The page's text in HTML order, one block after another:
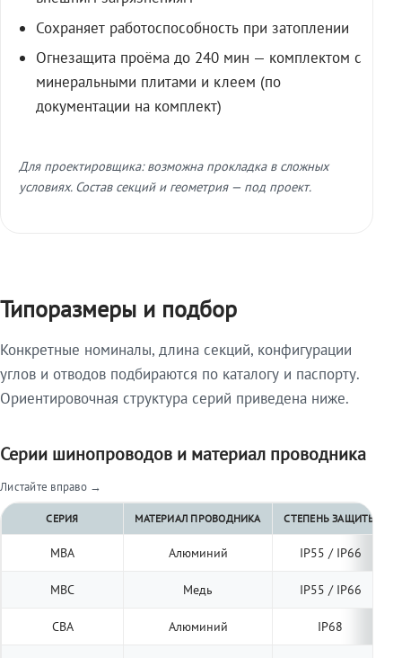
Сохраняет работоспособность при затоплении
Огнезащита проёма до 240 мин — комплектом с
минеральными плитами и клеем (по
документации на комплект)
Для проектировщика: возможна прокладка в сложных
условиях. Состав секций и геометрия — под проект.
Типоразмеры и подбор
Конкретные номиналы, длина секций, конфигурации
углов и отводов подбираются по каталогу и паспорту.
Ориентировочная структура серий приведена ниже.
Серии шинопроводов и материал проводника
Листайте вправо →
СЕРИЯ МАТЕРИАЛ ПРОВОДНИКА СТЕПЕНЬ ЗАЩИТЫ
МВА Алюминий IP55 / IP66
МВС Медь IP55 / IP66
СВА Алюминий IP68